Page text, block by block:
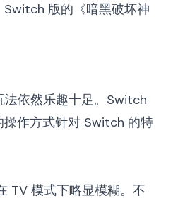
版的《暗黑破坏神
依然乐趣十足。Switch
操作方式针对 Switch 的特
TV 模式下略显模糊。不